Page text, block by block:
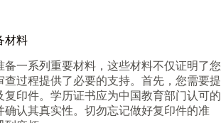
材料
备一系列重要材料，这些材料不仅证明了您
查过程提供了必要的支持。首先，您需要提
复印件。学历证书应为中国教育部门认可的
确认其真实性。切勿忘记做好复印件的准